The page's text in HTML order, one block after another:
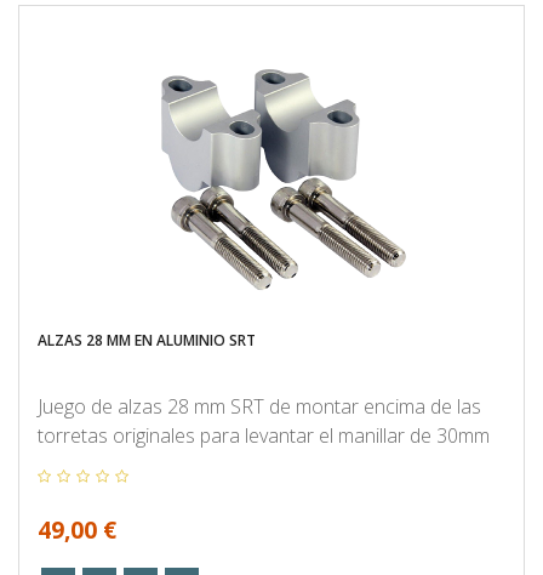
ALZAS 28 MM EN ALUMINIO SRT
Juego de alzas 28 mm SRT de montar encima de las
torretas originales para levantar el manillar de 30mm
49,00 €